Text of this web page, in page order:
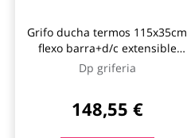
Grifo ducha termos 115x35cm
flexo barra+d/c extensible
inox boal ug
Dp griferia
148,55 €